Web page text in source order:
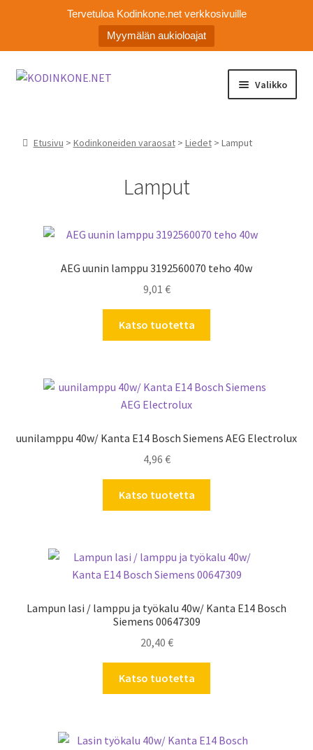
Tervetuloa Kodinkone.net verkkosivuille
Myymälän aukioloajat
Siirry
Siirry
Valikko
Asiakaspalvelu
Etusivu > Kodinkoneiden varaosat> Liedet> Lamput
Lamput
AEG uunin lamppu 3192560070 teho 40w
9,01 €
Katso tuotetta
uunilamppu 40w/ Kanta E14 Bosch Siemens AEG Electrolux
4,96 €
Katso tuotetta
Lampun lasi / lamppu ja työkalu 40w/ Kanta E14 Bosch
Siemens 00647309
20,40 €
Katso tuotetta